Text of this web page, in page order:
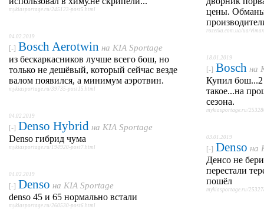
mykiasportage.ru/245123-post5.html
04.02.2019
[-] Bosch Aerotwin на KIA Sportage
из бескаркасников лучше всего бош, но
только не дешёвый, который сейчас везде
валом появился, а минимум аэротвин.
mykiasportage.ru/39735-post15.html
04.02.2019
[-] Denso Hybrid на KIA Sportage
Denso гибрид чума
mykiasportage.ru/194920-post7.html
04.02.2019
[-] Denso на KIA Sportage
denso 45 и 65 нормально встали
mykiasportage.ru/260530-post6.html
цены.
rozetka.com.ua/ua/
18.01.2019
[-] Bosch на
Купил бош...2
такое...на
сезона.
mykiasportage.ru/
03.01.2019
[-] Denso на
Денсо не
перестали
пошёл
mykiasportage.ru/